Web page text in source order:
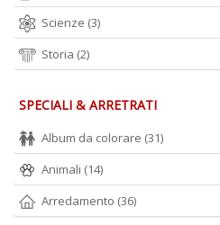
Scienze (3)
Storia (2)
SPECIALI & ARRETRATI
Album da colorare (31)
Animali (14)
Arredamento (36)